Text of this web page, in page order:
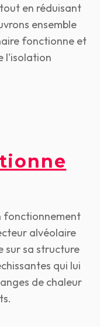
en réduisant
ensemble
fonctionne et
l'isolation
fonctionnement
alvéolaire
sur sa structure
qui lui
de chaleur